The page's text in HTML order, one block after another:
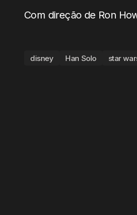
Com direção de Ron
disney Han Solo star